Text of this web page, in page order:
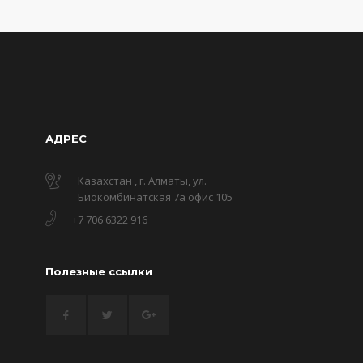
АДРЕС
Казахстан , г. Алматы, ул.
Биокомбинатская 7а офис 105
+7 706 6322 916
Полезные ссылки